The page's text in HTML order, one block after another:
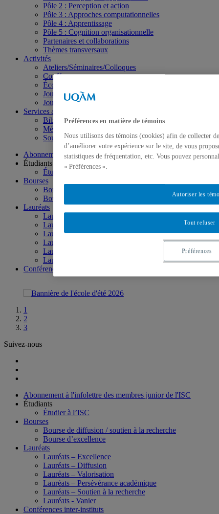
Pôle 2 : Perception et action
Pôle 3 : Approches computationnelles
Pôle 4 : Apprentissage
Pôle 5 : Cognition organisationnelle
Partenaires et collaborations
Thèmes transversaux
Activités
Ateliers/Séminaires/Colloques
Conférences
Écoles d’été
Journée annuelle ISC-DIC-TÉLUQ
Journées mondiales de la logique
Services aux membres
Bibliothèque
Médiathèque
Soutien à la recherche
Abonnement à l'infolettre des membres junior de l'ISC
Étudiants
Étudier à l’ISC
Bourses
Bourse de diffusion / soutien à la recherche
Bourse d’excellence
Lauréats
Lauréats – Excellence
Lauréats – Diffusion
Lauréats – Valorisation
Lauréats – Persévérance académique
Lauréats – Soutien à la recherche
Lauréats - Vanier
Conférences inter-instituts
1
2
3
Suivez-nous
Abonnement à l'infolettre des membres junior de l'ISC
Étudiants
Étudier à l’ISC
Bourses
Bourse de diffusion / soutien à la recherche
Bourse d’excellence
Lauréats
Lauréats – Excellence
Lauréats – Diffusion
Lauréats – Valorisation
Lauréats – Persévérance académique
Lauréats – Soutien à la recherche
Lauréats - Vanier
Conférences inter-instituts
Préférences en matière de témoins
Nous utilisons des témoins (cookies) afin de collecter
d’améliorer votre expérience sur le site, de vous
statistiques de fréquentation, etc. Vous pouvez
« Préférences ».
Tout refuser
Autoriser les
Préférences